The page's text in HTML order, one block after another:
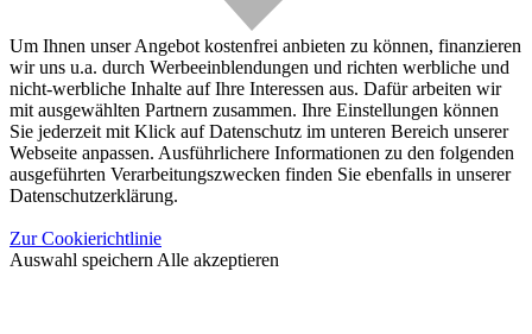
Um Ihnen unser Angebot kostenfrei anbieten zu können, finanzieren
wir uns u.a. durch Werbeeinblendungen und richten werbliche und
nicht-werbliche Inhalte auf Ihre Interessen aus. Dafür arbeiten wir
mit ausgewählten Partnern zusammen. Ihre Einstellungen können
Sie jederzeit mit Klick auf Datenschutz im unteren Bereich unserer
Webseite anpassen. Ausführlichere Informationen zu den folgenden
ausgeführten Verarbeitungszwecken finden Sie ebenfalls in unserer
Datenschutzerklärung.
Zur Cookierichtlinie
Auswahl speichern Alle akzeptieren